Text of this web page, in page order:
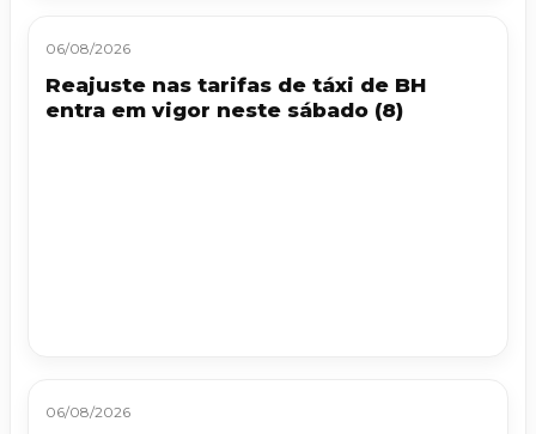
06/08/2026
Reajuste nas tarifas de táxi de BH
entra em vigor neste sábado (8)
06/08/2026